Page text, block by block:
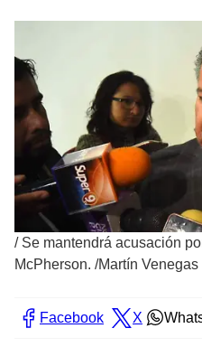
/ Se mantendrá acusación
McPherson. /Martín Venegas
Facebook X